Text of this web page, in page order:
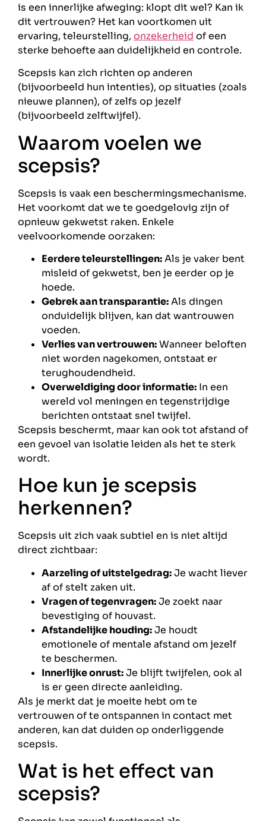
is een innerlijke afweging: klopt dit wel? Kan ik
dit vertrouwen? Het kan voortkomen uit
ervaring, teleurstelling, onzekerheid of een
sterke behoefte aan duidelijkheid en controle.
Scepsis kan zich richten op anderen
(bijvoorbeeld hun intenties), op situaties (zoals
nieuwe plannen), of zelfs op jezelf
(bijvoorbeeld zelftwijfel).
Waarom voelen we
scepsis?
Scepsis is vaak een beschermingsmechanisme.
Het voorkomt dat we te goedgelovig zijn of
opnieuw gekwetst raken. Enkele
veelvoorkomende oorzaken:
Eerdere teleurstellingen:Als je vaker bent
misleid of gekwetst, ben je eerder op je
hoede.
Gebrek aan transparantie:Als dingen
onduidelijk blijven, kan dat wantrouwen
voeden.
Verlies van vertrouwen:Wanneer beloften
niet worden nagekomen, ontstaat er
terughoudendheid.
Overweldiging door informatie: In een
wereld vol meningen en tegenstrijdige
berichten ontstaat snel twijfel.
Scepsis beschermt, maar kan ook tot afstand of
een gevoel van isolatie leiden als het te sterk
wordt.
Hoe kun je scepsis
herkennen?
Scepsis uit zich vaak subtiel en is niet altijd
direct zichtbaar:
Aarzeling of uitstelgedrag:Je wacht liever
af of stelt zaken uit.
Vragen of tegenvragen:Je zoekt naar
bevestiging of houvast.
Afstandelijke houding:Je houdt
emotionele of mentale afstand om jezelf
te beschermen.
Innerlijke onrust:Je blijft twijfelen, ook al
is er geen directe aanleiding.
Als je merkt dat je moeite hebt om te
vertrouwen of te ontspannen in contact met
anderen, kan dat duiden op onderliggende
scepsis.
Wat is het effect van
scepsis?